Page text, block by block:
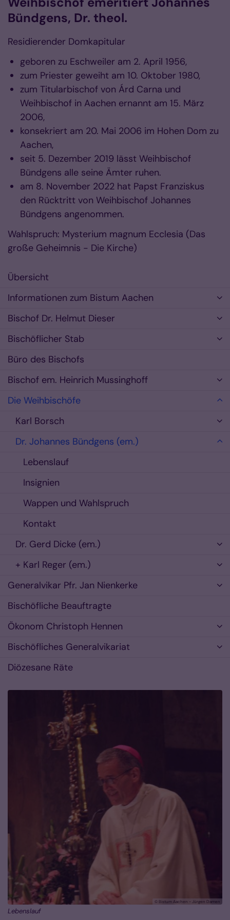
Bündgens, Dr. theol.
Residierender Domkapitular
geboren zu Eschweiler am 2. April 1956,
zum Priester geweiht am 10. Oktober 1980,
zum Titularbischof von Árd Carna und
Weihbischof in Aachen ernannt am 15. März
2006,
konsekriert am 20. Mai 2006 im Hohen Dom zu
Aachen,
seit 5. Dezember 2019 lässt Weihbischof
Bündgens alle seine Ämter ruhen.
am 8. November 2022 hat Papst Franziskus
den Rücktritt von Weihbischof Johannes
Bündgens angenommen.
Wahlspruch: Mysterium magnum Ecclesia (Das
große Geheimnis - Die Kirche)
Übersicht
Informationen zum Bistum Aachen
Bischof Dr. Helmut Dieser
Bischöflicher Stab
Büro des Bischofs
Bischof em. Heinrich Mussinghoff
Die Weihbischöfe
Karl Borsch
Dr. Johannes Bündgens (em.)
Lebenslauf
Insignien
Wappen und Wahlspruch
Kontakt
Dr. Gerd Dicke (em.)
+ Karl Reger (em.)
Generalvikar Pfr. Jan Nienkerke
Bischöfliche Beauftragte
Ökonom Christoph Hennen
Bischöfliches Generalvikariat
Diözesane Räte
© Bistum Aachen - Jürgen Damen
Lebenslauf